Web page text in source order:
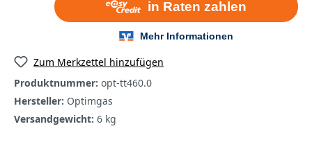
Zum Merkzettel hinzufügen
Produktnummer: opt-tt460.0
Hersteller: Optimgas
Versandgewicht: 6 kg